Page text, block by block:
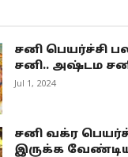
சனி பெயர்ச்சி
சனி.. அஷ்டம
Jul 1, 2024
சனி வக்ர
இருக்க வேண்டிய